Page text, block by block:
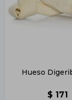
Hueso
$ 171